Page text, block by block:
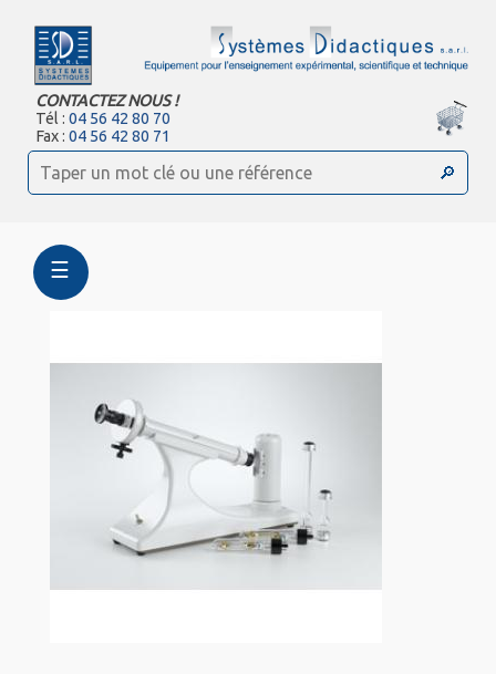
CONTACTEZ NOUS !
Tél :04 56 42 80 70
Fax :04 56 42 80 71
☰